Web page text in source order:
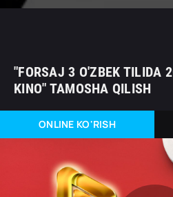
"FORSAJ 3 O'ZBEK TILIDA
KINO" TAMOSHA QILISH
ONLINE KO'RISH